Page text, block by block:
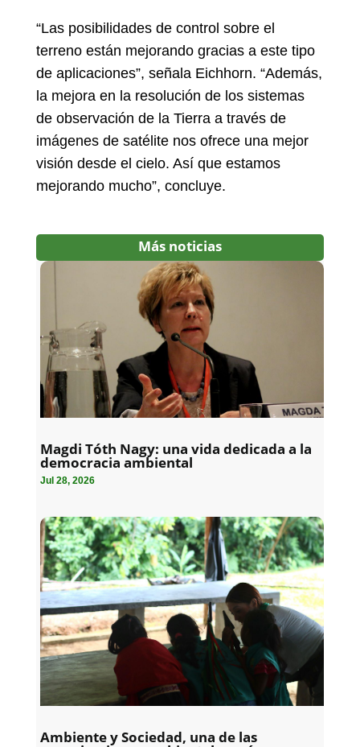
“Las posibilidades de control sobre el
terreno están mejorando gracias a este tipo
de aplicaciones”, señala Eichhorn. “Además,
la mejora en la resolución de los sistemas
de observación de la Tierra a través de
imágenes de satélite nos ofrece una mejor
visión desde el cielo. Así que estamos
mejorando mucho”, concluye.
Más noticias
Magdi Tóth Nagy: una vida dedicada a la
democracia ambiental
Jul 28, 2026
Ambiente y Sociedad, una de las